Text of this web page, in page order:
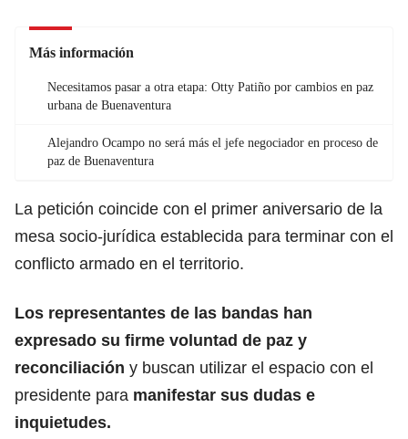
Más información
Necesitamos pasar a otra etapa: Otty Patiño por cambios en paz
urbana de Buenaventura
Alejandro Ocampo no será más el jefe negociador en proceso de
paz de Buenaventura
La petición coincide con el primer aniversario de la
mesa socio-jurídica establecida para terminar con el
conflicto armado en el territorio.
Los representantes de las bandas han
expresado su firme voluntad de paz y
reconciliación y buscan utilizar el espacio con el
presidente para manifestar sus dudas e
inquietudes.